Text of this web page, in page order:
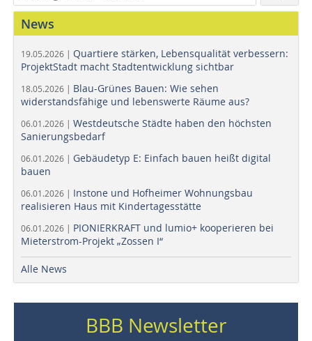
News
19.05.2026 | Quartiere stärken, Lebensqualität verbessern:
ProjektStadt macht Stadtentwicklung sichtbar
18.05.2026 | Blau-Grünes Bauen: Wie sehen
widerstandsfähige und lebenswerte Räume aus?
06.01.2026 | Westdeutsche Städte haben den höchsten
Sanierungsbedarf
06.01.2026 | Gebäudetyp E: Einfach bauen heißt digital
bauen
06.01.2026 | Instone und Hofheimer Wohnungsbau
realisieren Haus mit Kindertagesstätte
06.01.2026 | PIONIERKRAFT und lumio+ kooperieren bei
Mieterstrom-Projekt „Zossen I“
Alle News
BBB Newsletter